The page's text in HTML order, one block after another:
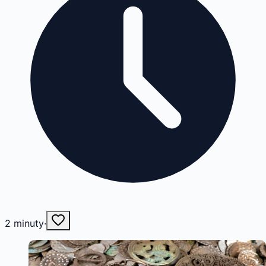
2 minuty·